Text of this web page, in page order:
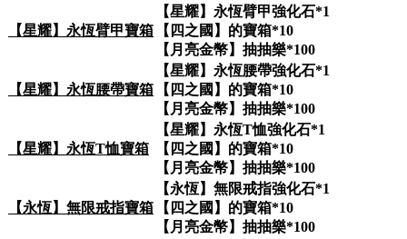
【星耀】永恆臂甲寶箱
【星耀】永恆臂甲強化石*1
【四之國】的寶箱*10
【月亮金幣】抽抽樂*100
【星耀】永恆腰帶寶箱
【星耀】永恆腰帶強化石*1
【四之國】的寶箱*10
【月亮金幣】抽抽樂*100
【星耀】永恆T恤寶箱
【星耀】永恆T恤強化石*1
【四之國】的寶箱*10
【月亮金幣】抽抽樂*100
【永恆】無限戒指寶箱
【永恆】無限戒指強化石*1
【四之國】的寶箱*10
【月亮金幣】抽抽樂*100